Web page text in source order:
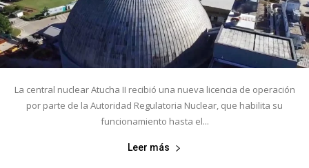
La central nuclear Atucha II recibió una nueva licencia de operación
por parte de la Autoridad Regulatoria Nuclear, que habilita su
funcionamiento hasta el...
Leer más